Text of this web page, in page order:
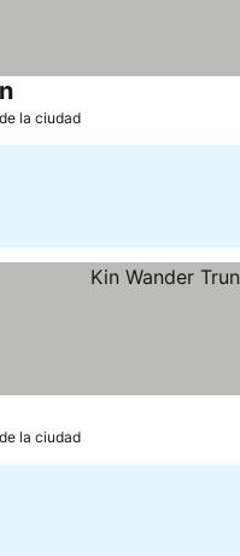
la ciudad
la ciudad